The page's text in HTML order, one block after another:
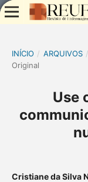
INÍCIO / ARQUIVOS /
Original
Use
Cristiane da Silva